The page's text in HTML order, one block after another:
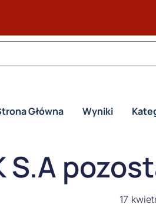
Główna Wyniki
S.A
17